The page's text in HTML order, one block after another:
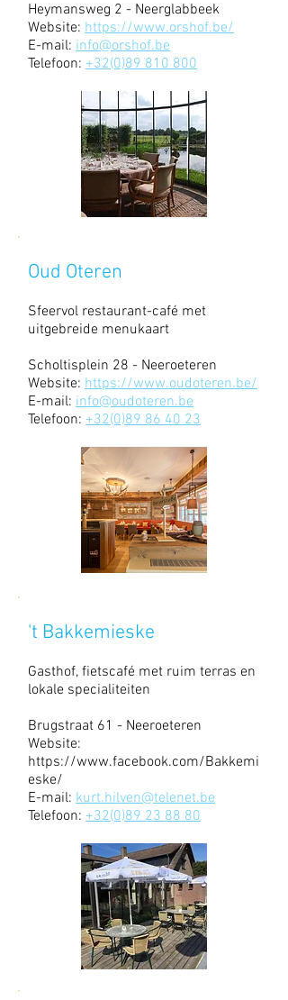
Heymansweg 2 - Neerglabbeek
Website: https://www.orshof.be/
E-mail: info@orshof.be
Telefoon: +32(0)89 810 800
Oud Oteren
Sfeervol restaurant-café met
uitgebreide menukaart
Scholtisplein 28 - Neeroeteren
Website: https://www.oudoteren.be/
E-mail: info@oudoteren.be
Telefoon: +32(0)89 86 40 23
't Bakkemieske
Gasthof, fietscafé met ruim terras en
lokale specialiteiten
Brugstraat 61 - Neeroeteren
Website:
https://www.facebook.com/Bakkemi
eske/
E-mail: kurt.hilven@telenet.be
Telefoon: +32(0)89 23 88 80